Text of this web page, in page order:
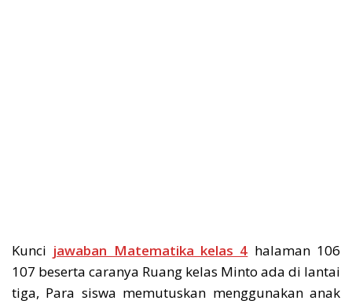
Kunci jawaban Matematika kelas 4 halaman 106
107 beserta caranya Ruang kelas Minto ada di lantai
tiga, Para siswa memutuskan menggunakan anak